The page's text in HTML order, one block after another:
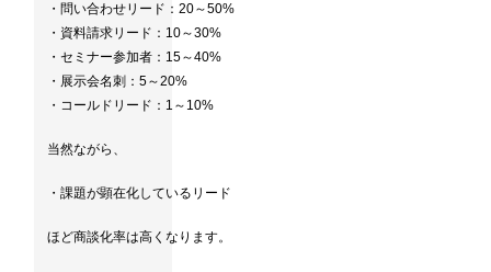
・問い合わせリード：20～50%
・資料請求リード：10～30%
・セミナー参加者：15～40%
・展示会名刺：5～20%
・コールドリード：1～10%
当然ながら、
・課題が顕在化しているリード
ほど商談化率は高くなります。